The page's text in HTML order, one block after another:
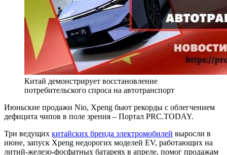
Китай демонстрирует восстановление
потребительского спроса на автотранспорт
Июньские продажи Nio, Xpeng бьют рекорды с облегчением
дефицита чипов в поле зрения – Портал PRC.TODAY.
Три ведущих китайских бренда электромобилей выросли в
июне, запуск Xpeng недорогих моделей EV, работающих на
литий-железо-фосфатных батареях в апреле, помог продажам